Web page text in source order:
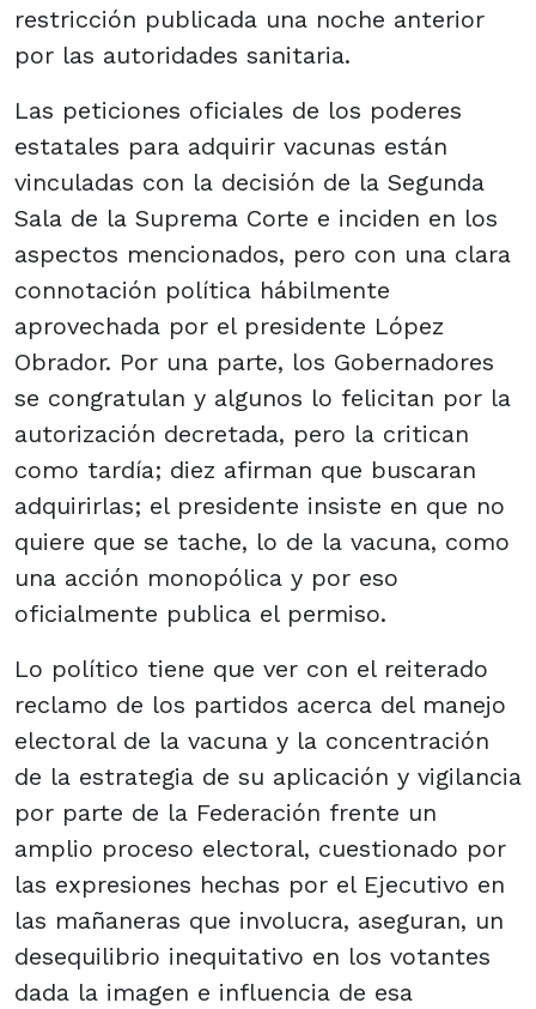
restricción publicada una noche anterior
por las autoridades sanitaria.
Las peticiones oficiales de los poderes
estatales para adquirir vacunas están
vinculadas con la decisión de la Segunda
Sala de la Suprema Corte e inciden en los
aspectos mencionados, pero con una clara
connotación política hábilmente
aprovechada por el presidente López
Obrador. Por una parte, los Gobernadores
se congratulan y algunos lo felicitan por la
autorización decretada, pero la critican
como tardía; diez afirman que buscaran
adquirirlas; el presidente insiste en que no
quiere que se tache, lo de la vacuna, como
una acción monopólica y por eso
oficialmente publica el permiso.
Lo político tiene que ver con el reiterado
reclamo de los partidos acerca del manejo
electoral de la vacuna y la concentración
de la estrategia de su aplicación y vigilancia
por parte de la Federación frente un
amplio proceso electoral, cuestionado por
las expresiones hechas por el Ejecutivo en
las mañaneras que involucra, aseguran, un
desequilibrio inequitativo en los votantes
dada la imagen e influencia de esa